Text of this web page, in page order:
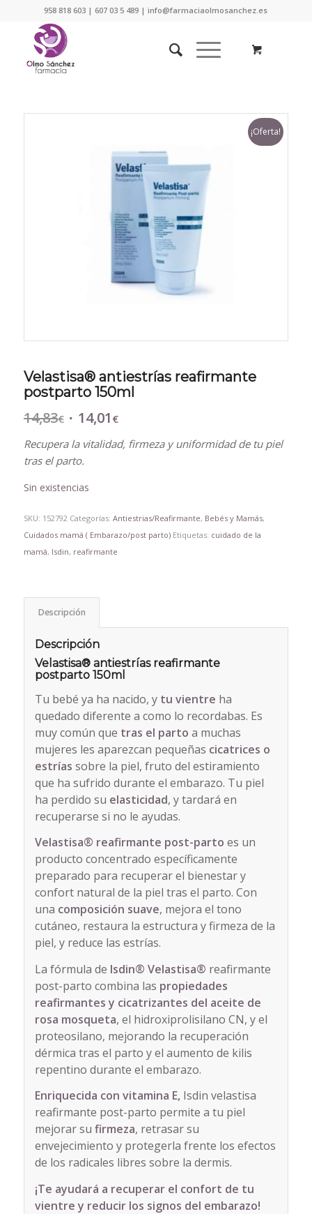
958 818 603 | 607 03 5 489 | info@farmaciaolmosanchez.es
¡Oferta!
Velastisa® antiestrías reafirmante
postparto 150ml
14,83€ El
original
era:
14,83€.
14,01 €El
actual
Recupera la vitalidad, firmeza y uniformidad de tu piel
tras el parto.
Sin existencias
SKU: 152792 Categorías: Antiestrias/Reafirmante, Bebés y Mamás,
Cuidados mamá ( Embarazo/post parto) Etiquetas: cuidado de la
mamá, Isdin, reafirmante
Descripción
Descripción
Velastisa® antiestrías reafirmante
postparto 150ml
Tu bebé ya ha nacido, y tu vientre ha
quedado diferente a como lo recordabas. Es
muy común que tras el parto a muchas
mujeres les aparezcan pequeñas cicatrices o
estrías sobre la piel, fruto del estiramiento
que ha sufrido durante el embarazo. Tu piel
ha perdido su elasticidad, y tardará en
recuperarse si no le ayudas.
Velastisa® reafirmante post-parto es un
producto concentrado específicamente
preparado para recuperar el bienestar y
confort natural de la piel tras el parto. Con
una composición suave, mejora el tono
cutáneo, restaura la estructura y firmeza de la
piel, y reduce las estrías.
La fórmula de Isdin® Velastisa® reafirmante
post-parto combina las propiedades
reafirmantes y cicatrizantes del aceite de
rosa mosqueta, el hidroxiprolisilano CN, y el
proteosilano, mejorando la recuperación
dérmica tras el parto y el aumento de kilis
repentino durante el embarazo.
Enriquecida con vitamina E,Isdin velastisa
reafirmante post-parto permite a tu piel
mejorar su firmeza, retrasar su
envejecimiento y protegerla frente los efectos
de los radicales libres sobre la dermis.
¡Te ayudará a recuperar el confort de tu
vientre y reducir los signos del embarazo!